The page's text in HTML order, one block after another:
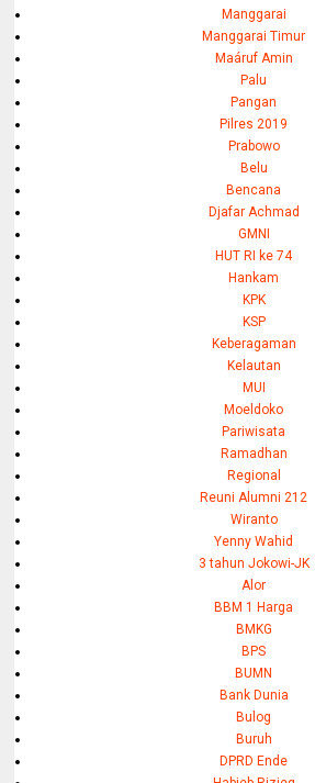
Manggarai
Manggarai Timur
Maáruf Amin
Palu
Pangan
Pilres 2019
Prabowo
Belu
Bencana
Djafar Achmad
GMNI
HUT RI ke 74
Hankam
KPK
KSP
Keberagaman
Kelautan
MUI
Moeldoko
Pariwisata
Ramadhan
Regional
Reuni Alumni 212
Wiranto
Yenny Wahid
3 tahun Jokowi-JK
Alor
BBM 1 Harga
BMKG
BPS
BUMN
Bank Dunia
Bulog
Buruh
DPRD Ende